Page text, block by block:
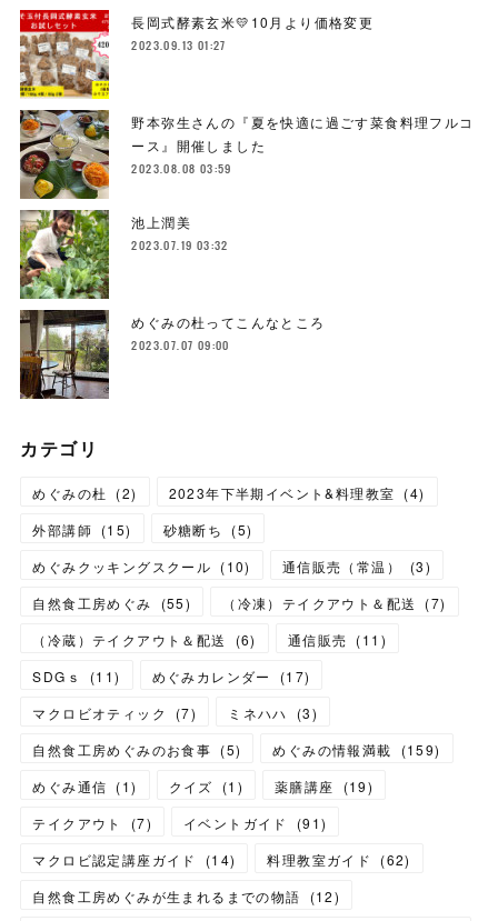
長岡式酵素玄米💛10月より価格変更
2023.09.13 01:27
野本弥生さんの『夏を快適に過ごす菜食料理フルコ
ース』開催しました
2023.08.08 03:59
池上潤美
2023.07.19 03:32
めぐみの杜ってこんなところ
2023.07.07 09:00
カテゴリ
めぐみの杜 (2) 2023年下半期イベント&料理教室 (4)
外部講師 (15) 砂糖断ち (5)
めぐみクッキングスクール (10) 通信販売（常温） (3)
自然食工房めぐみ
(55) （冷凍）テイクアウト＆配送 (7)
（冷蔵）テイクアウト＆配送
(6) 通信販売 (11 )
SDGｓ
(11) めぐみカレンダー (17)
マクロビオティック
(7) ミネハハ (3)
自然食工房めぐみのお食事 (5) めぐみの情報満載 (159)
めぐみ通信 (1) クイズ (1 ) 薬膳講座 (19)
テイクアウト
(7) イベントガイド (91)
マクロビ認定講座ガイド
(14) 料理教室ガイド (62)
自然食工房めぐみが生まれるまでの物語
(12)